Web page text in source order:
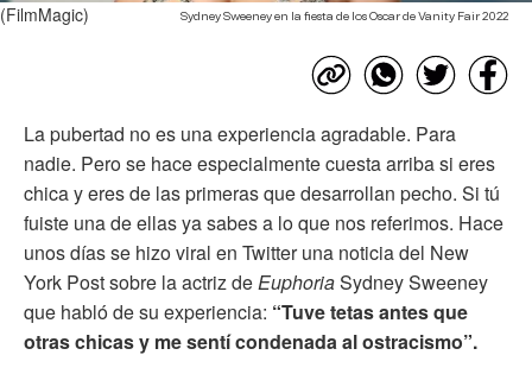
Sydney Sweeney en la fiesta de los Oscar de Vanity Fair 2022
(FilmMagic)
La pubertad no es una experiencia agradable. Para
nadie. Pero se hace especialmente cuesta arriba si eres
chica y eres de las primeras que desarrollan pecho. Si tú
fuiste una de ellas ya sabes a lo que nos referimos. Hace
unos días se hizo viral en Twitter una noticia del New
York Post sobre la actriz deEuphoriaSydney Sweeney
que habló de su experiencia: “Tuve tetas antes que
otras chicas y me sentí condenada al ostracismo”.